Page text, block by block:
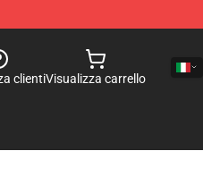
clientiVisualizza carrello